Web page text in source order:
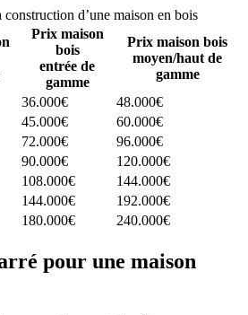
d’une maison en bois
Prix maison
bois
entrée de
gamme
Prix maison bois
moyen/haut de
gamme
36.000€
48.000€
45.000€
60.000€
72.000€
96.000€
90.000€
120.000€
108.000€
144.000€
144.000€
192.000€
180.000€ 240.000€
pour une maison